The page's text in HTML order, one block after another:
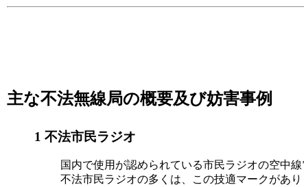
主な不法無線局の概要及び妨害事例
1 不法市民ラジオ
国内で使用が認められている市民ラジオの空中
不法市民ラジオの多くは、この技適マークがあ